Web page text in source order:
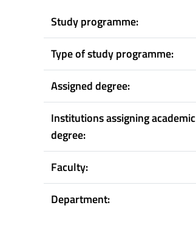
Study programme:
Type of study programme:
Assigned degree:
Institutions assigning academic
degree:
Faculty:
Department: